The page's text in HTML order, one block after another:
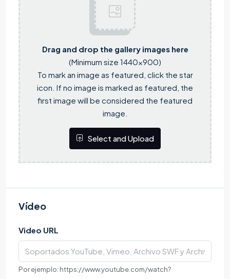
Drag and drop the gallery images here
(Minimum size 1440x900)
To mark an image as featured, click the star
icon. If no image is marked as featured, the
first image will be considered the featured
image.
Select and Upload
Vídeo
Video URL
Por ejemplo: https://www.youtube.com/watch?